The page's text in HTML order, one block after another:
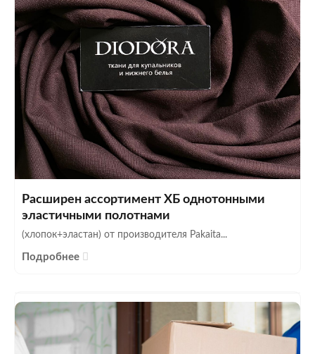
Расширен ассортимент ХБ однотонными
эластичными полотнами
(хлопок+эластан) от производителя Pakaita...
Подробнее